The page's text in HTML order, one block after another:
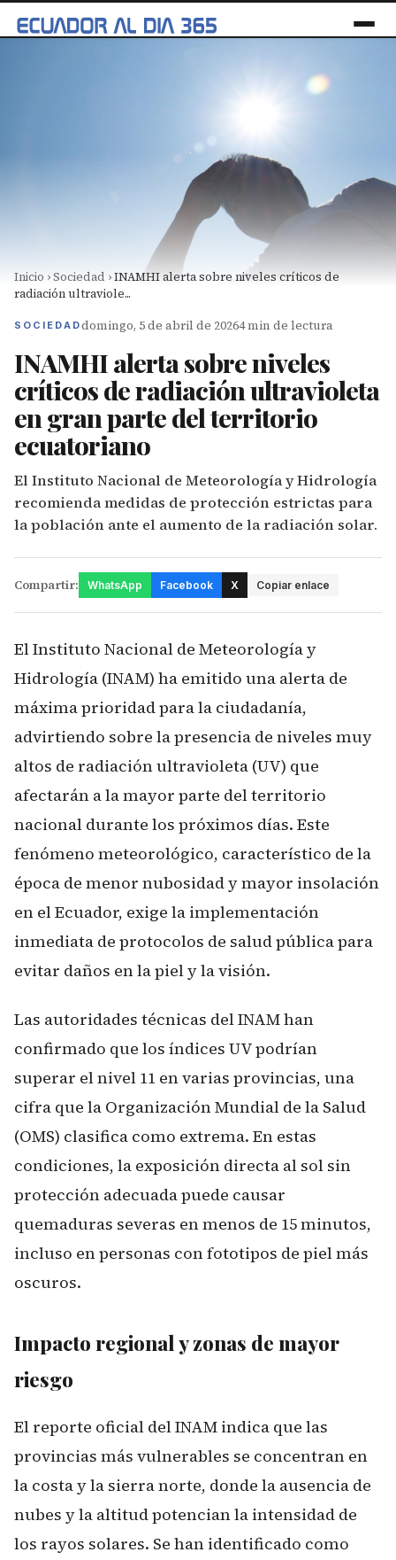
Inicio ›Sociedad ›INAMHI alerta sobre niveles críticos de
radiación ultraviole...
SOCIEDADdomingo, 5 de abril de 20264 min de lectura
INAMHI alerta sobre niveles
críticos de radiación ultravioleta
en gran parte del territorio
ecuatoriano
El Instituto Nacional de Meteorología y Hidrología
recomienda medidas de protección estrictas para
la población ante el aumento de la radiación solar.
Compartir: WhatsApp Facebook X Copiar enlace
El Instituto Nacional de Meteorología y
Hidrología (INAM) ha emitido una alerta de
máxima prioridad para la ciudadanía,
advirtiendo sobre la presencia de niveles muy
altos de radiación ultravioleta (UV) que
afectarán a la mayor parte del territorio
nacional durante los próximos días. Este
fenómeno meteorológico, característico de la
época de menor nubosidad y mayor insolación
en el Ecuador, exige la implementación
inmediata de protocolos de salud pública para
evitar daños en la piel y la visión.
Las autoridades técnicas del INAM han
confirmado que los índices UV podrían
superar el nivel 11 en varias provincias, una
cifra que la Organización Mundial de la Salud
(OMS) clasifica como extrema. En estas
condiciones, la exposición directa al sol sin
protección adecuada puede causar
quemaduras severas en menos de 15 minutos,
incluso en personas con fototipos de piel más
oscuros.
Impacto regional y zonas de mayor
riesgo
El reporte oficial del INAM indica que las
provincias más vulnerables se concentran en
la costa y la sierra norte, donde la ausencia de
nubes y la altitud potencian la intensidad de
los rayos solares. Se han identificado como